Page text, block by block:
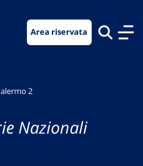
Area riservata
2
Nazionali